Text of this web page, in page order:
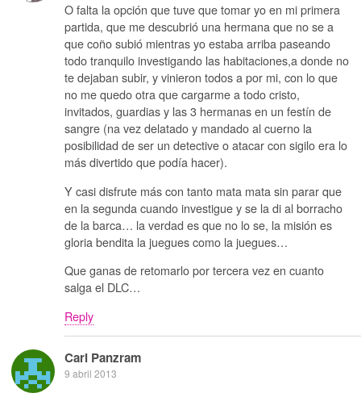
O falta la opción que tuve que tomar yo en mi primera
partida, que me descubrió una hermana que no se a
que coño subió mientras yo estaba arriba paseando
todo tranquilo investigando las habitaciones,a donde no
te dejaban subir, y vinieron todos a por mi, con lo que
no me quedo otra que cargarme a todo cristo,
invitados, guardias y las 3 hermanas en un festín de
sangre (na vez delatado y mandado al cuerno la
posibilidad de ser un detective o atacar con sigilo era lo
más divertido que podía hacer).
Y casi disfrute más con tanto mata mata sin parar que
en la segunda cuando investigue y se la di al borracho
de la barca… la verdad es que no lo se, la misión es
gloria bendita la juegues como la juegues…
Que ganas de retomarlo por tercera vez en cuanto
salga el DLC…
Reply
Carl Panzram
9 abril 2013